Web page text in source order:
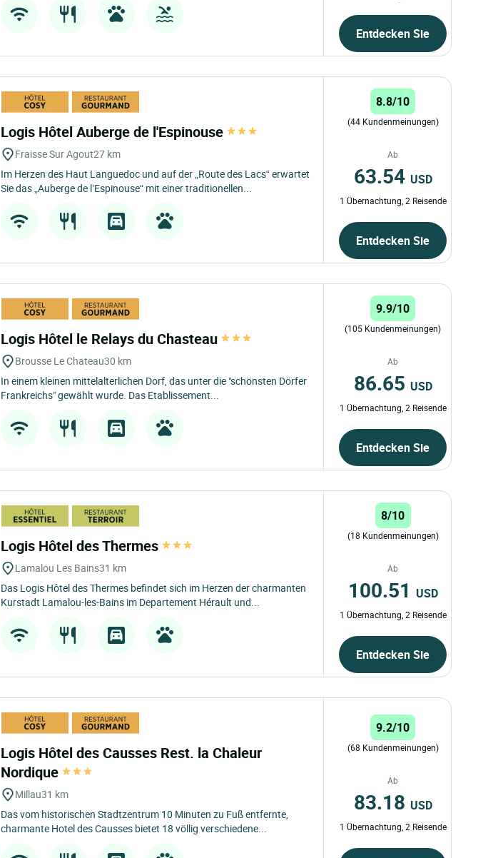
Entdecken Sie
Logis Hôtel Auberge de l'Espinouse
Fraisse Sur Agout27 km
Im Herzen des Haut Languedoc und auf der „Route des Lacs“ erwartet
Sie das „Auberge de l’Espinouse“ mit einer traditionellen...
8.8/10
(44 Kundenmeinungen)
Ab
63.54 USD
1 Übernachtung, 2 Reisende
Entdecken Sie
Logis Hôtel le Relays du Chasteau
Brousse Le Chateau30 km
In einem kleinen mittelalterlichen Dorf, das unter die "schönsten Dörfer
Frankreichs" gewählt wurde. Das Etablissement...
9.9/10
(105 Kundenmeinungen)
Ab
86.65 USD
1 Übernachtung, 2 Reisende
Entdecken Sie
Logis Hôtel des Thermes
Lamalou Les Bains31 km
Das Logis Hôtel des Thermes befindet sich im Herzen der charmanten
Kurstadt Lamalou-les-Bains im Departement Hérault und...
8/10
(18 Kundenmeinungen)
Ab
100.51 USD
1 Übernachtung, 2 Reisende
Entdecken Sie
Logis Hôtel des Causses Rest. la Chaleur
Nordique
Millau31 km
Das vom historischen Stadtzentrum 10 Minuten zu Fuß entfernte,
charmante Hotel des Causses bietet 18 völlig verschiedene...
9.2/10
(68 Kundenmeinungen)
Ab
83.18 USD
1 Übernachtung, 2 Reisende